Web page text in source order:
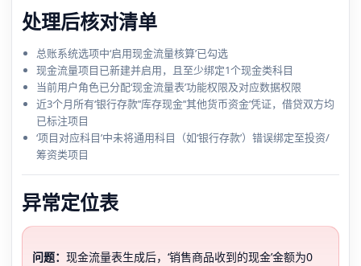
处理后核对清单
总账系统选项中‘启用现金流量核算’已勾选
现金流量项目已新建并启用，且至少绑定1个现金类科目
当前用户角色已分配‘现金流量表’功能权限及对应数据权限
近3个月所有‘银行存款’‘库存现金’‘其他货币资金’凭证，借贷双方均
已标注项目
‘项目对应科目’中未将通用科目（如‘银行存款’）错误绑定至投资/
筹资类项目
异常定位表
问题： 现金流量表生成后，‘销售商品收到的现金’金额为0